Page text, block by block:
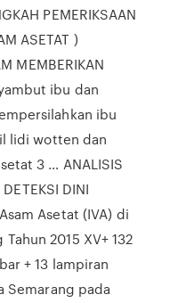
PEMERIKSAAN
ASETAT )
MEMBERIKAN
ibu dan
ibu
lidi wotten dan
3 … ANALISIS
DINI
Asetat (IVA) di
2015 XV+ 132
+ 13 lampiran
Semarang pada